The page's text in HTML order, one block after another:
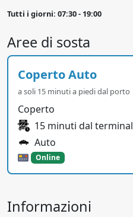
Tutti i giorni: 07:30 - 19:00
Aree di sosta
Coperto Auto
a soli 15 minuti a piedi dal porto
Coperto
15 minuti dal terminal
Auto
Online
Informazioni